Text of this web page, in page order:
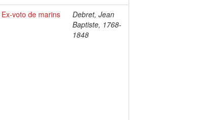
voto de marins
Debret, Jean
Baptiste, 1768-
1848